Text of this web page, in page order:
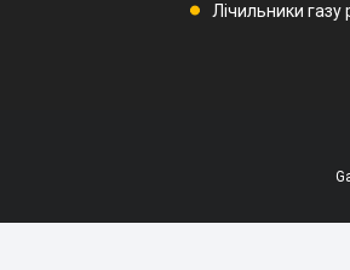
Лічильники газу